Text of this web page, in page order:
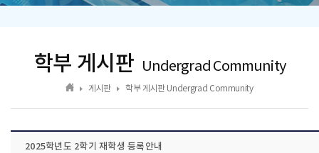
학부 게시판 Undergrad Community
게시판 학부 게시판 Undergrad Community
2025학년도 2학기 재학생 등록안내